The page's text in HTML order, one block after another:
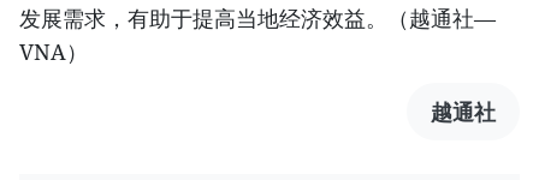
发展需求，有助于提高当地经济效益。（越通社—
VNA）
越通社